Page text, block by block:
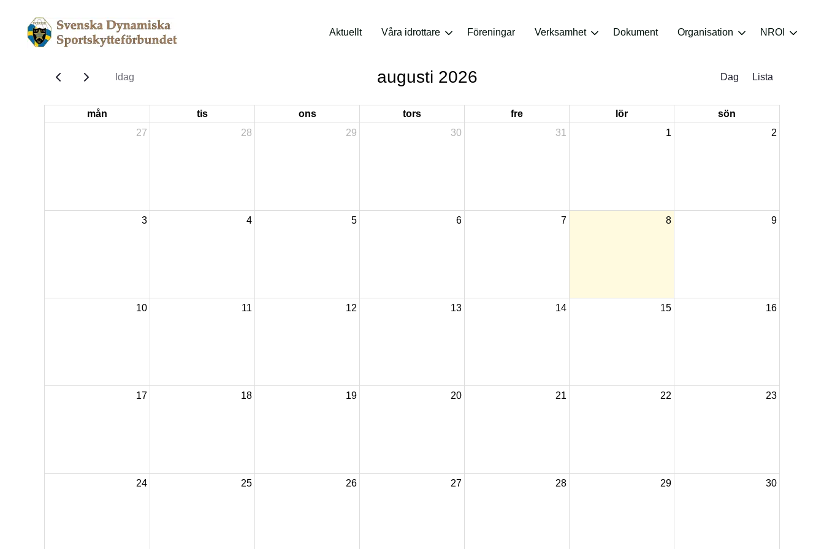
Aktuellt Våra idrottare Föreningar Verksamhet Dokument Organisation NROI
Idag augusti 2026 Dag Lista
mån tis ons tors fre lör
sön
27
28 29 30 31 1 2
3 4 5 6 7 8 9
10 11 12 13 14 15 16
17 18 19 20 21 22 23
24 25 26 27 28 29 30